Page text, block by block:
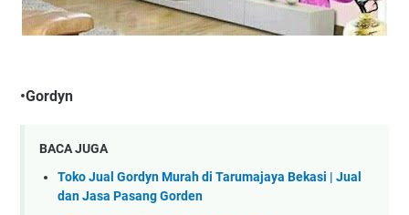
•Gordyn
BACA JUGA
Toko Jual Gordyn Murah di Tarumajaya Bekasi | Jual
dan Jasa Pasang Gorden